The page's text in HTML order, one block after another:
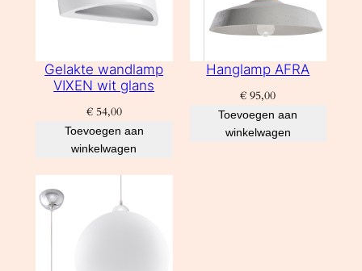
Gelakte wandlamp
VIXEN wit glans
€54,00
Toevoegen aan
winkelwagen
Hanglamp AFRA
€ 95,00
Toevoegen aan
winkelwagen